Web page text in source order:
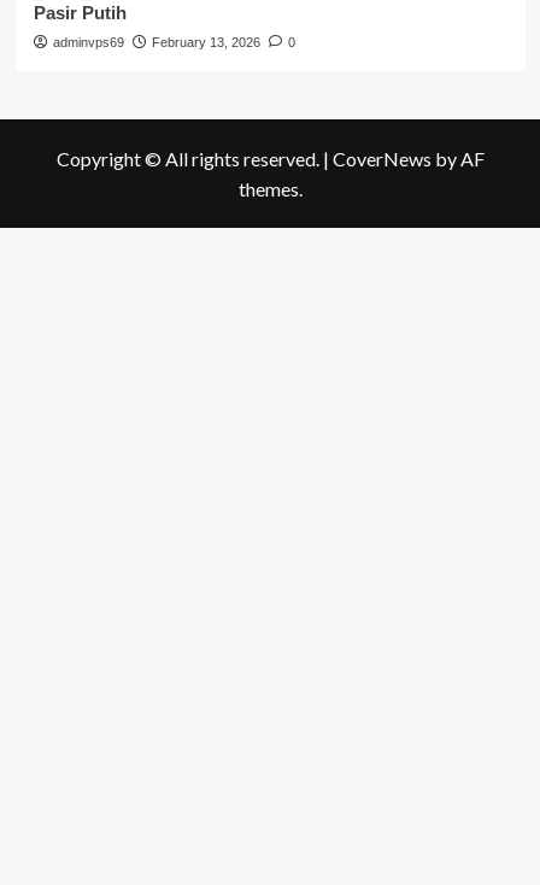
Pasir Putih
adminvps69 February 13, 2026 0
Copyright © All rights reserved. | CoverNews by AF
themes.